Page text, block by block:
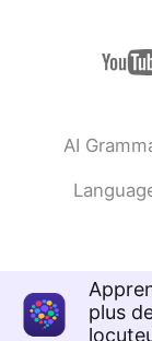
AI
plus